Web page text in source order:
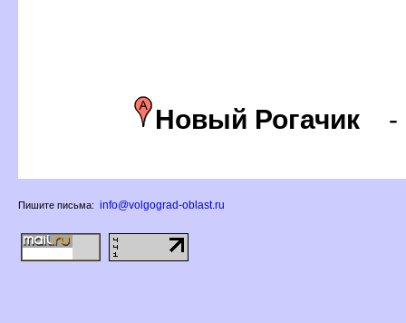
Новый Рогачик
Пишите письма: info@volgograd-oblast.ru